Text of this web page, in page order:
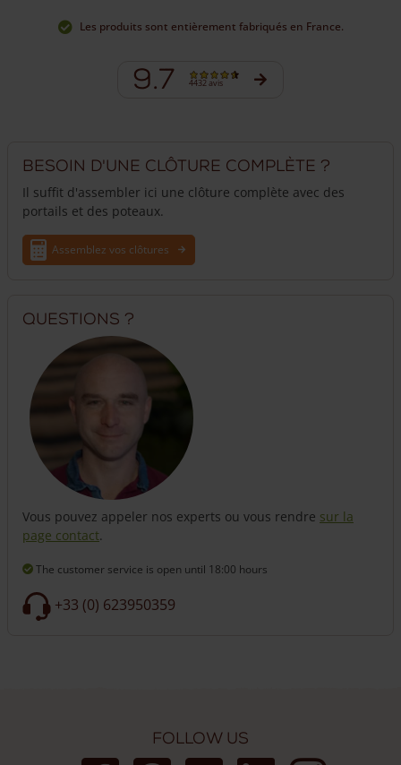
pointés, mais bien sûr nous pouvons les pointer si vous le
Les produits sont entièrement fabriqués en France.
9.7 4432 avis
Besoin d'une clôture complète ?
Il suffit d'assembler ici une clôture complète avec des
portails et des poteaux.
Assemblez vos clôtures
Questions ?
Vous pouvez appeler nos experts ou vous rendre sur la
page contact.
The customer service is open until 18:00 hours
+33 (0) 623950359
Follow us